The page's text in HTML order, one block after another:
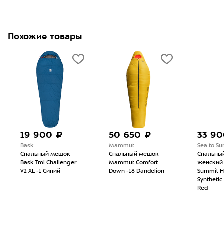
Похожие товары
19 900 ₽
Bask
Спальный мешок
Bask Tml Challenger
V2 XL -1 Синий
50 650 ₽
Mammut
Спальный мешок
Mammut Comfort
Down -18 Dandelion
33
Sea to
женский
Summit
Synthetic
Red